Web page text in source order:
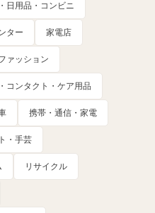
日用品・コンビニ
ター 家電店
ァッション
コンタクト・ケア用品
携帯・通信・家電
・手芸
リサイクル